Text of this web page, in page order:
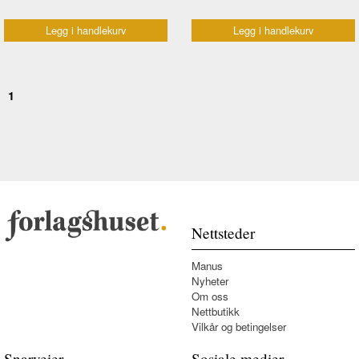
Legg i handlekurv Legg i handlekurv
1
Nettsteder
Manus
Nyheter
Om oss
Nettbutikk
Vilkår og betingelser